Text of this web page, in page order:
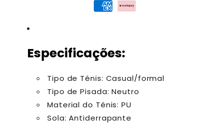
Especificações:
Tipo de Ténis: Casual/formal
Tipo de Pisada: Neutro
Material do Ténis: PU
Sola: Antiderrapante